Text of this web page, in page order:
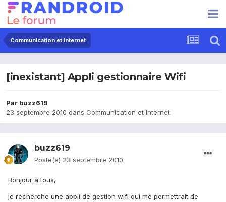
Communication et Internet
[inexistant] Appli gestionnaire Wifi
Par buzz619
23 septembre 2010 dans Communication et Internet
buzz619
Posté(e) 23 septembre 2010
Bonjour a tous,
je recherche une appli de gestion wifi qui me permettrait de